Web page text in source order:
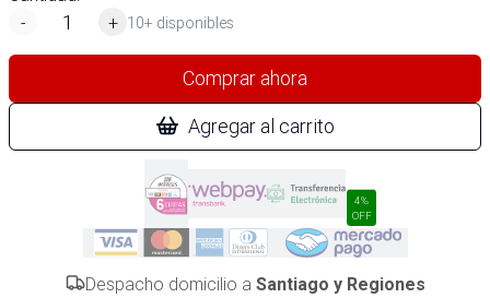
-
+ 10+ disponibles
Comprar ahora
Agregar al carrito
4%
OFF
Despacho domicilio a Santiago y Regiones